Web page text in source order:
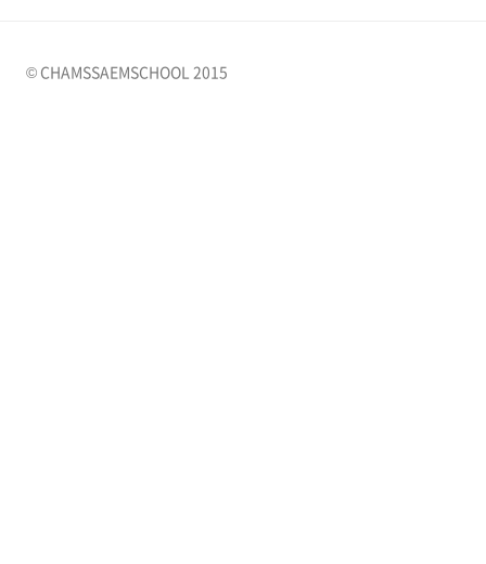
© CHAMSSAEMSCHOOL 2015